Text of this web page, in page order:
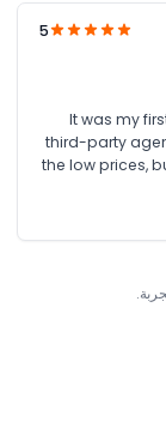
5
It was my
third-party
the low prices,